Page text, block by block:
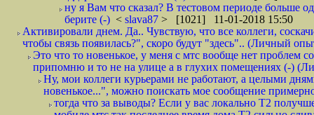
ну я Вам что сказал? В тестовом периоде больше
берите (-) < slava87 > [1021] 11-01-2018 15:50
Активировали днем. Да.. Чувствую, что все коллеги,
чтобы связь появилась?", скоро будут "здесь".. (Личный
Это что то новенькое, у меня с мтс вообще нет проблем
припомню и то не на улице а в глухих помещениях (-)
Ну, мои коллеги курьерами не работают, а целыми
новенькое...", можно поискать мое сообщение
тогда что за выводы? Если у вас локально Т2